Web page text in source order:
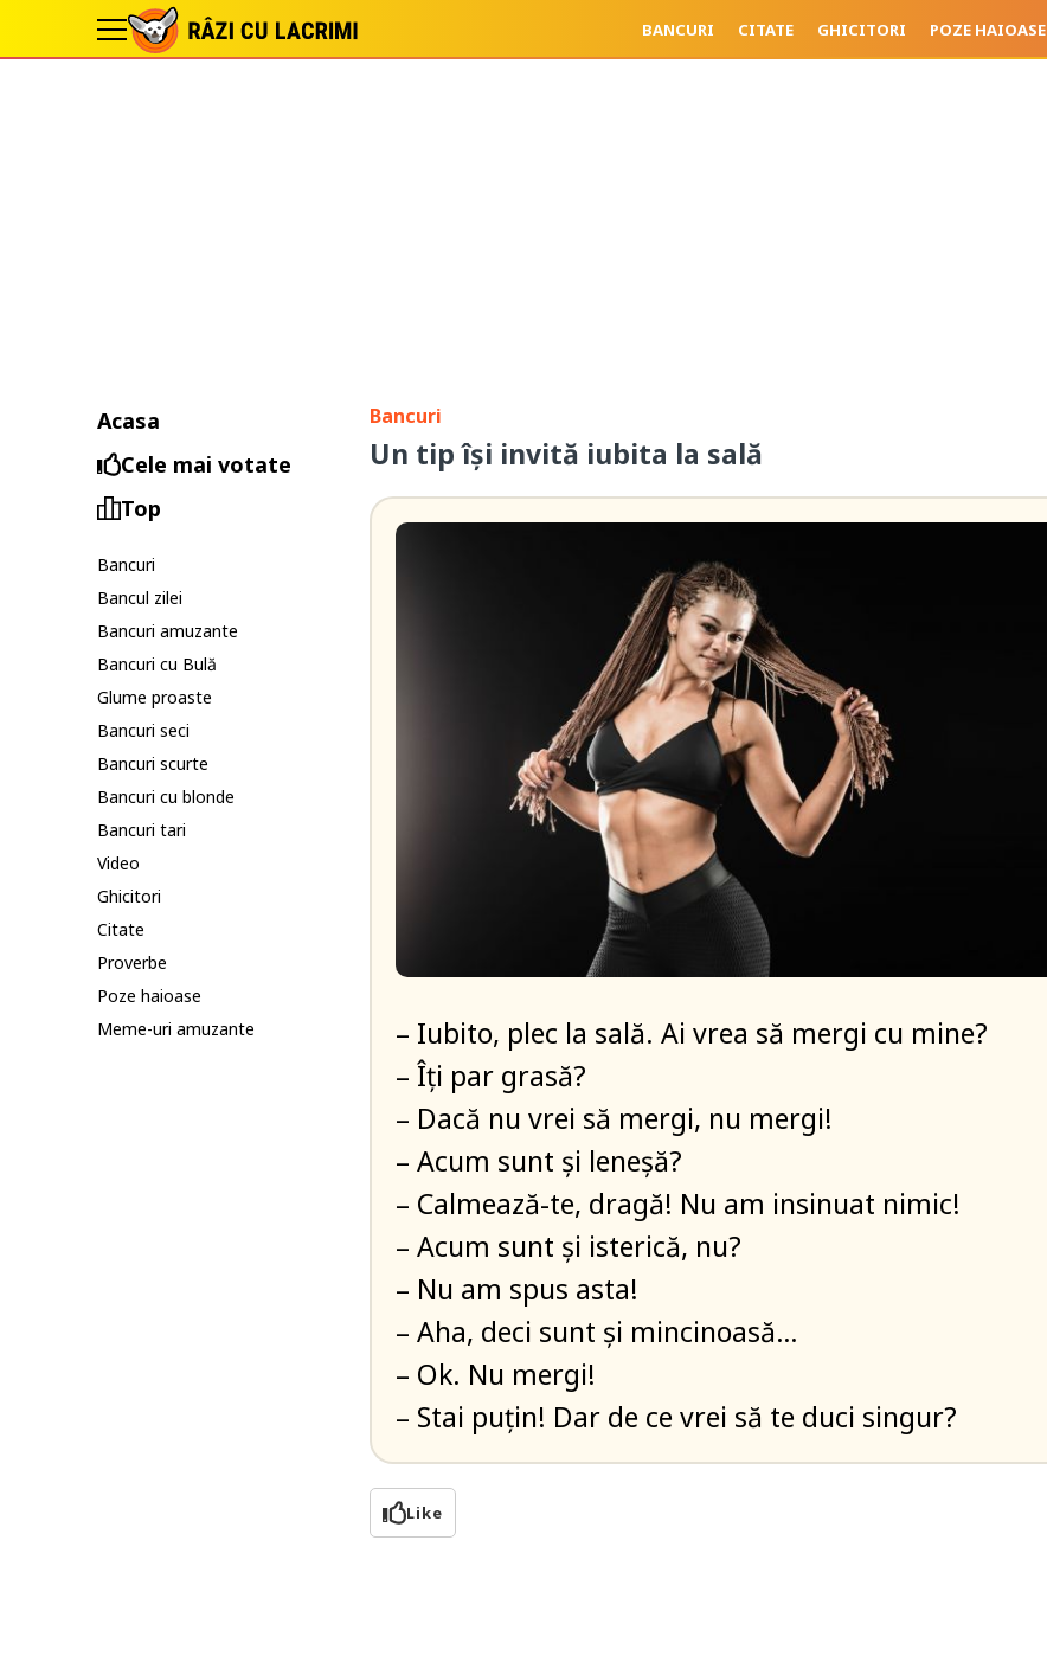
BANCURI CITATE GHICITORI POZE HAIOASE
Acasa
Cele mai votate
Top
Bancuri
Bancul zilei
Bancuri amuzante
Bancuri cu Bulă
Glume proaste
Bancuri seci
Bancuri scurte
Bancuri cu blonde
Bancuri tari
Video
Ghicitori
Citate
Proverbe
Poze haioase
Meme-uri amuzante
Bancuri
Un tip își invită iubita la sală
– Iubito, plec la sală. Ai vrea să mergi cu mine?
– Îţi par grasă?
– Dacă nu vrei să mergi, nu mergi!
– Acum sunt şi leneşă?
– Calmează-te, dragă! Nu am insinuat nimic!
– Acum sunt şi isterică, nu?
– Nu am spus asta!
– Aha, deci sunt şi mincinoasă…
– Ok. Nu mergi!
– Stai puţin! Dar de ce vrei să te duci singur?
Like